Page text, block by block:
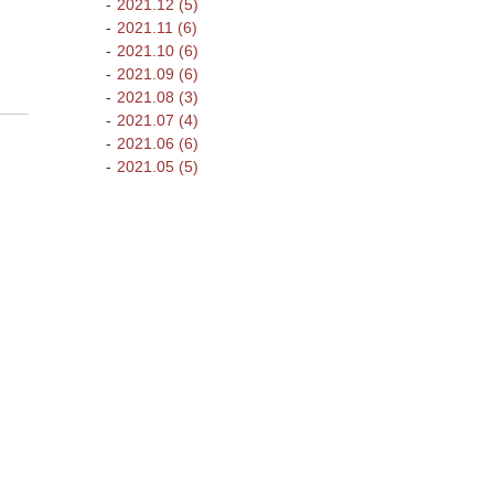
2021.12 (5)
2021.11 (6)
2021.10 (6)
2021.09 (6)
2021.08 (3)
2021.07 (4)
2021.06 (6)
2021.05 (5)